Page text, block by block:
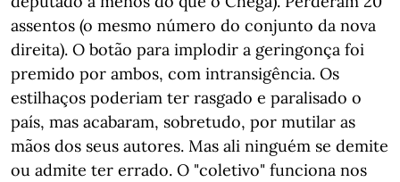
assentos (o mesmo número do conjunto da nova
direita). O botão para implodir a geringonça foi
premido por ambos, com intransigência. Os
estilhaços poderiam ter rasgado e paralisado o
país, mas acabaram, sobretudo, por mutilar as
mãos dos seus autores. Mas ali ninguém se demite
ou admite ter errado. O "coletivo" funciona nos